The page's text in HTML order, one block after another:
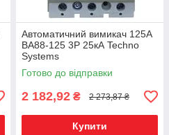
Автоматичний вимикач 125А
ВА88-125 3Р 25кА Techno
Systems
Готово до відправки
2 182,92 ₴ 2 273,87 ₴
Купити